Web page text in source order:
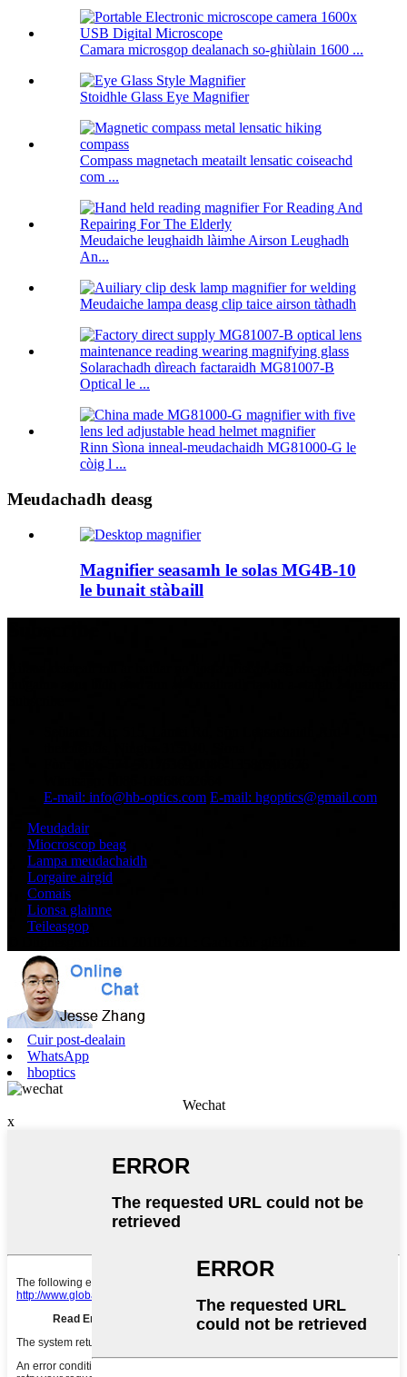
Camara microsgop dealanach so-ghiùlain 1600 ...
Stoidhle Glass Eye Magnifier
Compass magnetach meatailt lensatic coiseachd
com ...
Meudaiche leughaidh làimhe Airson Leughadh
An...
Meudaiche lampa deasg clip taice airson tàthadh
Solarachadh dìreach factaraidh MG81007-B
Optical le ...
Rinn Sìona inneal-meudachaidh MG81000-G le
còig l ...
Meudachadh deasg
Magnifier seasamh le solas MG4B-10
le bunait stàbaill
E-mail: info@hb-optics.com E-mail: hgoptics@gmail.com
Meudadair
Miocroscop beag
Lampa meudachaidh
Lorgaire airgid
Comais
Lionsa glainne
Teileasgop
Cuir post-dealain
WhatsApp
hboptics
Wechat
x